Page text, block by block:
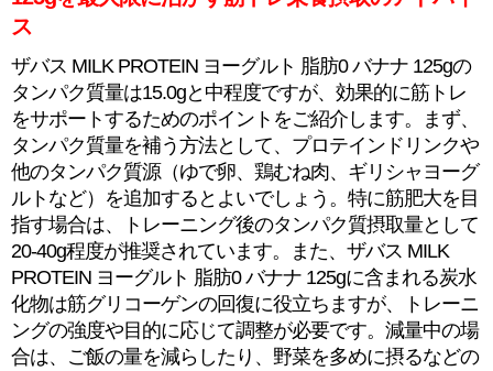
ス
ザバス MILK PROTEIN ヨーグルト 脂肪0 バナナ 125gの
タンパク質量は15.0gと中程度ですが、効果的に筋トレ
をサポートするためのポイントをご紹介します。まず、
タンパク質量を補う方法として、プロテインドリンクや
他のタンパク質源（ゆで卵、鶏むね肉、ギリシャヨーグ
ルトなど）を追加するとよいでしょう。特に筋肥大を目
指す場合は、トレーニング後のタンパク質摂取量として
20-40g程度が推奨されています。また、ザバス MILK
PROTEIN ヨーグルト 脂肪0 バナナ 125gに含まれる炭水
化物は筋グリコーゲンの回復に役立ちますが、トレーニ
ングの強度や目的に応じて調整が必要です。減量中の場
合は、ご飯の量を減らしたり、野菜を多めに摂るなどの